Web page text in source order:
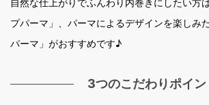
自然な仕上がりでふんわり内巻きにしたい方
プパーマ」、パーマによるデザインを楽しみ
パーマ」がおすすめです♪
3つのこだわりポイン